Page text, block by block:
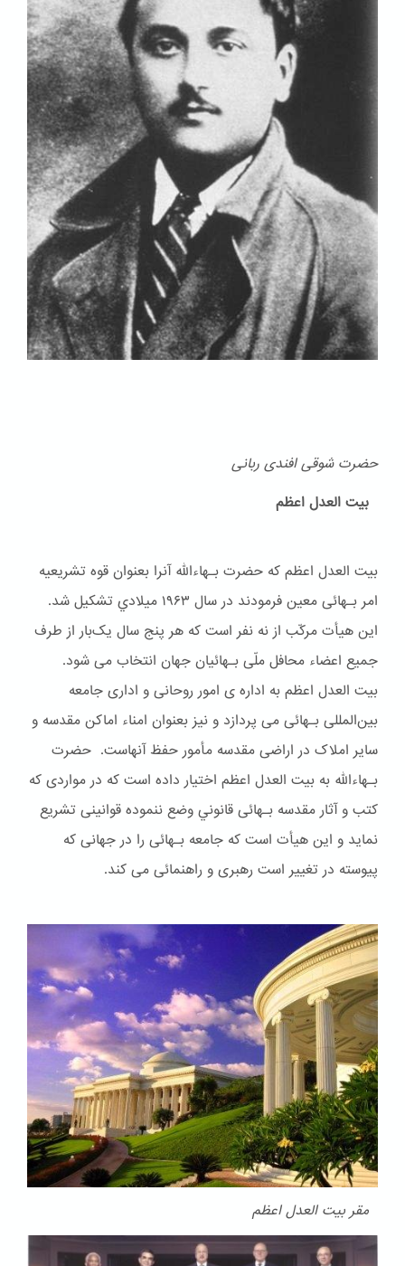
حضرت شوقی افندی ربانی
بیت العدل اعظم
بیت العدل اعظم که حضرت بـهاءالله آنرا بعنوان قوه تشریعیه
امر بـهائی معین فرمودند در سال ۱۹۶۳ ميلادي تشکیل شد.
این هیأت مرکّب از نه نفر است که هر پنج سال یک‌بار از طرف
جمیع اعضاء محافل ملّی بـهائیان جهان انتخاب می شود.
بیت العدل اعظم به اداره ی امور روحانی و اداری جامعه
بین‌المللی بـهائی می پردازد و نیز بعنوان امناء اماکن مقدسه و
سایر املاک در اراضی مقدسه مأمور حفظ آنهاست. حضرت
بـهاءالله به بیت العدل اعظم اختیار داده است که در مواردی که
کتب و آثار مقدسه بـهائی قانوني وضع ننموده قوانینی تشریع
نماید و این هیأت است که جامعه بـهائی را در جهانی که
پیوسته در تغییر است رهبری و راهنمائی می کند.
مقر بیت العدل اعظم